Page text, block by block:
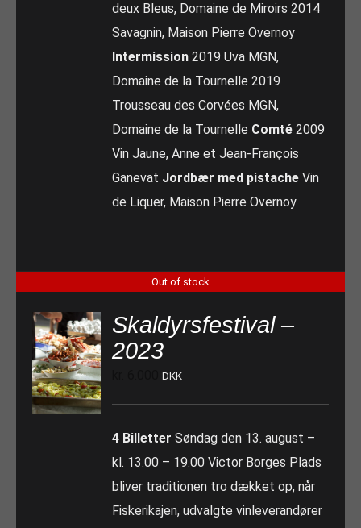
deux Bleus, Domaine de Miroirs 2014
Savagnin, Maison Pierre Overnoy
Intermission 2019 Uva MGN,
Domaine de la Tournelle 2019
Trousseau des Corvées MGN,
Domaine de la Tournelle Comté 2009
Vin Jaune, Anne et Jean-François
Ganevat Jordbær med pistache Vin
de Liquer, Maison Pierre Overnoy
Out of stock
Skaldyrsfestival –
2023
DKK
4 Billetter Søndag den 13. august –
kl. 13.00 – 19.00 Victor Borges Plads
bliver traditionen tro dækket op, når
Fiskerikajen, udvalgte vinleverandører